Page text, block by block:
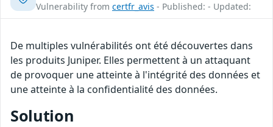
Vulnerability from certfr_avis - Published: - Updated:
De multiples vulnérabilités ont été découvertes dans
les produits Juniper. Elles permettent à un attaquant
de provoquer une atteinte à l'intégrité des données et
une atteinte à la confidentialité des données.
Solution